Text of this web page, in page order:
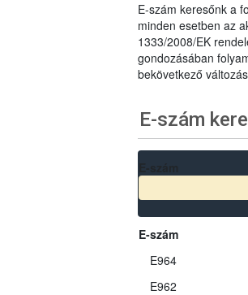
E-szám keresőnk a
minden esetben az
1333/2008/EK
gondozásában
bekövetkező
E-szám
E-szám
E964
E962